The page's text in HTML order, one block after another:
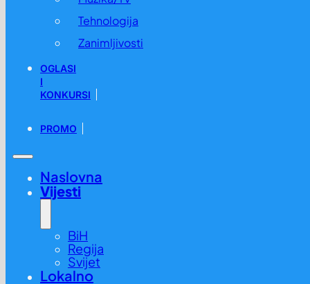
Tehnologija
Zanimljivosti
OGLASI
I
KONKURSI
PROMO
Naslovna
Vijesti
BiH
Regija
Svijet
Lokalno